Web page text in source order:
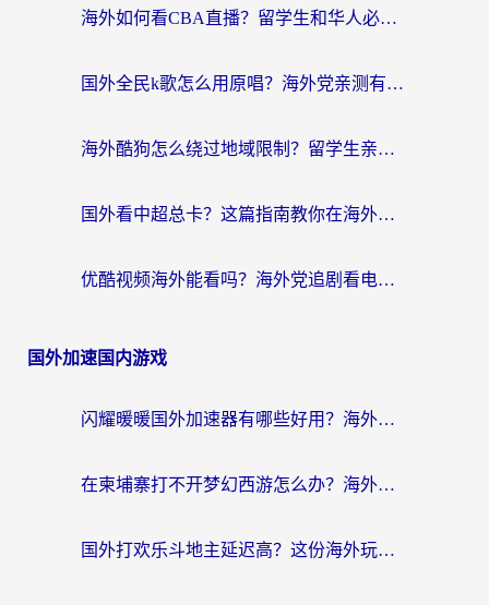
海外如何看CBA直播？留学生和华人必看的无卡顿观赛指南
国外全民k歌怎么用原唱？海外党亲测有效的回国加速解决方案
海外酷狗怎么绕过地域限制？留学生亲测有效的回国加速器选择指南
国外看中超总卡？这篇指南教你在海外流畅看体育赛事+中文解说（附避坑技巧）
优酷视频海外能看吗？海外党追剧看电影的终极解决方案来了
国外加速国内游戏
闪耀暖暖国外加速器有哪些好用？海外党亲测的国服游戏加速终极指南
在柬埔寨打不开梦幻西游怎么办？海外玩家国服游戏加速终极指南
国外打欢乐斗地主延迟高？这份海外玩家国服游戏加速指南帮你解决卡顿烦恼